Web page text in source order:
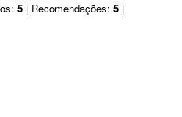
5 | Recomendações: 5 |